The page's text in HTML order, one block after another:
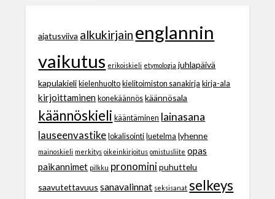
ajatusviiva alkukirjain englannin
vaikutus erikoiskieli etymologia juhlapäivä
kapulakieli kielenhuolto kielitoimiston sanakirja kirja-ala
kirjoittaminen konekäännös käännösala
käännöskieli kääntäminen lainasana
lauseenvastike lokalisointi luetelma lyhenne
mainoskieli merkitys oikeinkirjoitus omistusliite opas
paikannimet pilkku pronomini puhuttelu
saavutettavuus sanavalinnat seksisanat selkeys